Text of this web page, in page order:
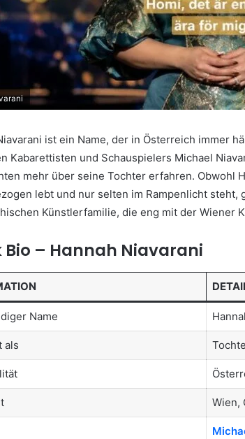
ist ein Name, der in Österreich immer
Kabarettisten und Schauspielers Michael
mehr über seine Tochter erfahren. Obwohl
lebt und nur selten im Rampenlicht steht,
Künstlerfamilie, die eng mit der Wiener
Bio – Hannah Niavarani
Name
als
Wien,